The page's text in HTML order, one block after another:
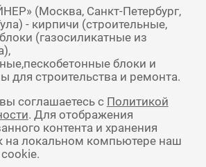
(Москва, Санкт-Петербург,
- кирпичи (строительные,
(газосиликатные из
блоки и
для строительства и ремонта.
соглашаетесь с Политикой
. Для отображения
контента и хранения
на локальном компьютере наш